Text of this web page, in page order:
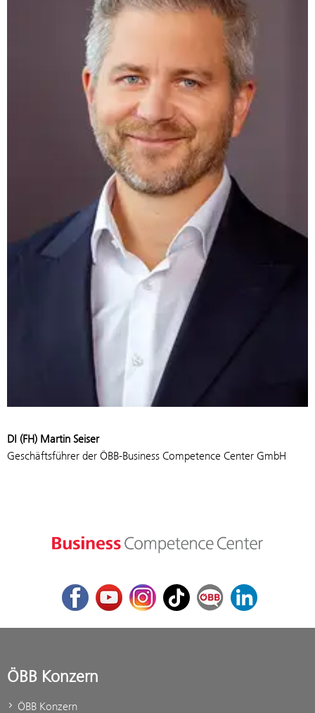
DI (FH) Martin Seiser
Geschäftsführer der ÖBB-Business Competence Center GmbH
FacebookYoutubeInstagram
TikTok ÖBB Corporate Blog
LinkedIn
ÖBB Konzern
ÖBB Konzern